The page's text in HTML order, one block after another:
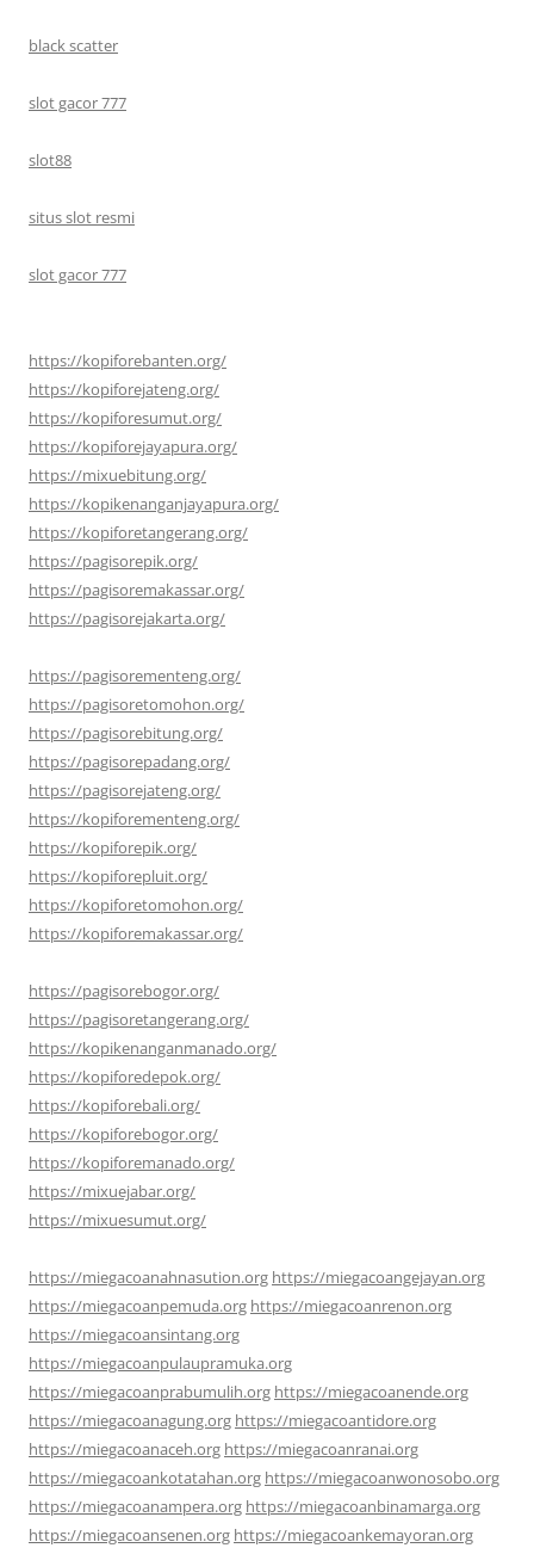
black scatter
slot gacor 777
slot88
situs slot resmi
slot gacor 777
https://kopiforebanten.org/
https://kopiforejateng.org/
https://kopiforesumut.org/
https://kopiforejayapura.org/
https://mixuebitung.org/
https://kopikenanganjayapura.org/
https://kopiforetangerang.org/
https://pagisorepik.org/
https://pagisoremakassar.org/
https://pagisorejakarta.org/
https://pagisorementeng.org/
https://pagisoretomohon.org/
https://pagisorebitung.org/
https://pagisorepadang.org/
https://pagisorejateng.org/
https://kopiforementeng.org/
https://kopiforepik.org/
https://kopiforepluit.org/
https://kopiforetomohon.org/
https://kopiforemakassar.org/
https://pagisorebogor.org/
https://pagisoretangerang.org/
https://kopikenanganmanado.org/
https://kopiforedepok.org/
https://kopiforebali.org/
https://kopiforebogor.org/
https://kopiforemanado.org/
https://mixuejabar.org/
https://mixuesumut.org/
https://miegacoanahnasution.org https://miegacoangejayan.org
https://miegacoanpemuda.org https://miegacoanrenon.org
https://miegacoansintang.org
https://miegacoanpulaupramuka.org
https://miegacoanprabumulih.org https://miegacoanende.org
https://miegacoanagung.org https://miegacoantidore.org
https://miegacoanaceh.org https://miegacoanranai.org
https://miegacoankotatahan.org https://miegacoanwonosobo.org
https://miegacoanampera.org https://miegacoanbinamarga.org
https://miegacoansenen.org https://miegacoankemayoran.org